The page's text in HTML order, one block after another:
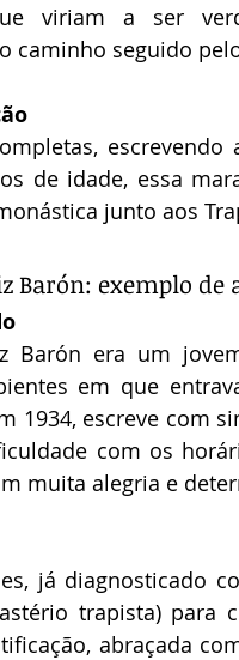
viriam a ser
caminho seguido
de idade, essa
junto aos
Barón: exemplo
Barón era um
em que
1934, escreve com
com os
muita alegria e
já diagnosticado
trapista) para
abraçada